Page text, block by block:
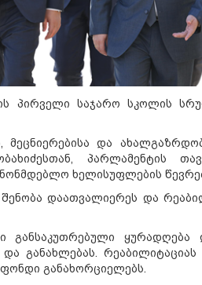
პირველი საჯარო სკოლის
და
პარლამენტის
ხელისუფლების
დაათვალიერეს და
განსაკუთრებული ყურადღება
განახლებას. რეაბილიტაციას
განახორციელებს.